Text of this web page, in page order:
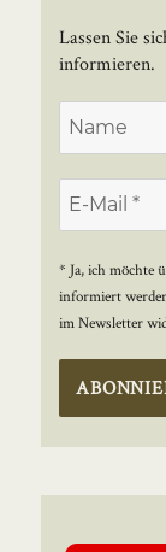
Lassen Sie
informieren.
* Ja, ich möchte
informiert
im Newsletter